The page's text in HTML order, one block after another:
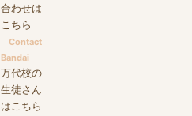
合わせは
こちら
Contact
Bandai
万代校の
生徒さん
はこちら